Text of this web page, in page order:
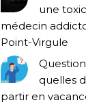
une
médecin
Point-Virgule
Question
quelles
partir en